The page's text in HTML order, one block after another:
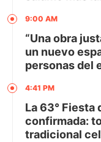
9:00 AM
“Una obra
un nuevo
personas del
4:41 PM
La 63° Fiesta
confirmada:
tradicional